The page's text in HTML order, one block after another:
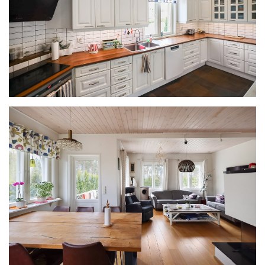
Dokument som finns att ladda ner på hemsidan
Kartudrag
Planritningar och skärningsritningar på bostadshuset
och fristående garage-/förrådsbyggnad